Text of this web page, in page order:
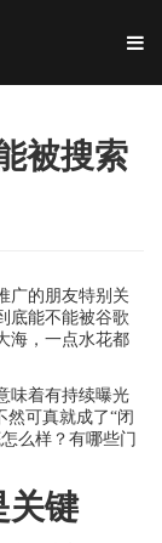
被搜索
广的朋友特别关
底能不能被谷歌
海，一点水花都
味着有持续曝光
然可真就成了“闭
么样？有哪些门
关键